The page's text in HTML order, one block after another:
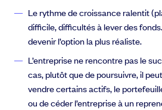
Le rythme de croissance ralentit
difficile, difficultés à lever des
devenir l’option la plus réaliste.
L’entreprise ne rencontre pas le
cas, plutôt que de poursuivre, il
vendre certains actifs, le
ou de céder l’entreprise à un